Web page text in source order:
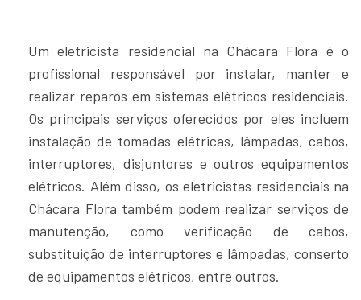
Um eletricista residencial na Chácara Flora é o
profissional responsável por instalar, manter e
realizar reparos em sistemas elétricos residenciais.
Os principais serviços oferecidos por eles incluem
instalação de tomadas elétricas, lâmpadas, cabos,
interruptores, disjuntores e outros equipamentos
elétricos. Além disso, os eletricistas residenciais na
Chácara Flora também podem realizar serviços de
manutenção, como verificação de cabos,
substituição de interruptores e lâmpadas, conserto
de equipamentos elétricos, entre outros.